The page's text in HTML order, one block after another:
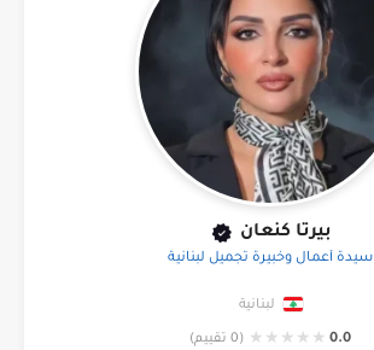
بيرتا كنعان
سيدة أعمال وخبيرة تجميل لبنانية
لبنانية
0.0
★
★
★
★
★ (0 تقييم)